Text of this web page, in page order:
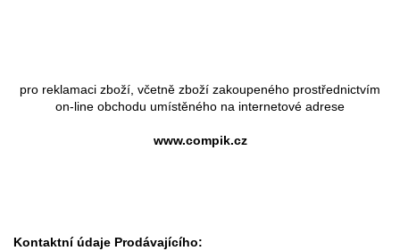
pro reklamaci zboží, včetně zboží zakoupeného prostřednictvím
on-line obchodu umístěného na internetové adrese
www.compik.cz
Kontaktní údaje Prodávajícího: